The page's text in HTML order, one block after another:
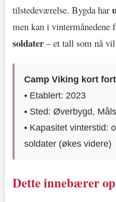
tilstedeværelse. Bygda har
men kan i vintermånedene
soldater – et tall som nå vil
Camp Viking kort
• Etablert: 2023
• Sted: Øverbygd,
• Kapasitet vinterstid:
soldater (økes videre)
Dette innebærer